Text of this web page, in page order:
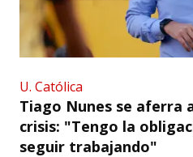
U. Católica
Tiago Nunes se aferra
crisis: "Tengo la
seguir trabajando"